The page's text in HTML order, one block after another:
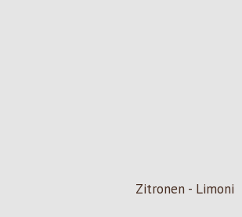
Zitronen - Limoni